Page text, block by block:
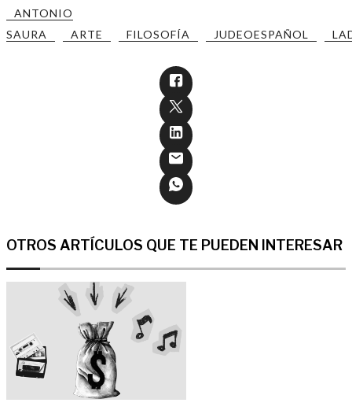
ANTONIO
SAURA
ARTE FILOSOFÍA JUDEOESPAÑOL
OTROS ARTÍCULOS QUE TE PUEDEN INTERESAR